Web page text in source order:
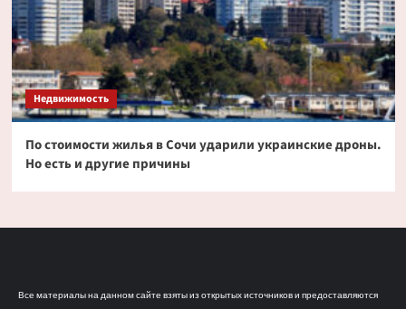
Недвижимость
По стоимости жилья в Сочи ударили украинские дроны.
Но есть и другие причины
Все материалы на данном сайте взяты из открытых источников и предоставляются